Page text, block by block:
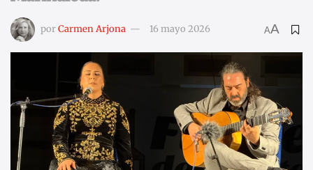
porCarmen Arjona 16 mayo 2026 AA